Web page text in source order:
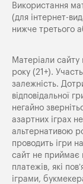
Використання
(для інтернет-
нижче третього
Матеріали сайту
року (21+).
залежність.
відповідальної
негайно
азартних іграх
альтернативою
проводить ігри
сайт не приймає
платежів, які
іграми,